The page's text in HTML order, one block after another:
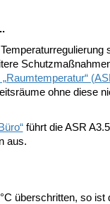
ohne diese
führt die ASR A3.5
aus.
überschritten, so ist